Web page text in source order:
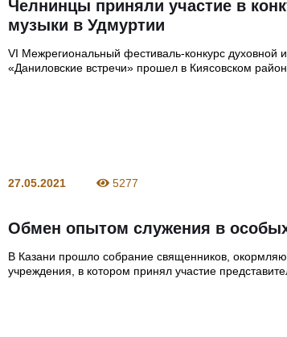
Челнинцы приняли участие в
музыки в Удмуртии
VI Межрегиональный фестиваль-конкурс духовной
«Даниловские встречи» прошел в Киясовском
27.05.2021 5277
Обмен опытом служения в
В Казани прошло собрание священников,
учреждения, в котором принял участие